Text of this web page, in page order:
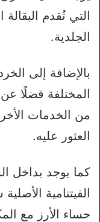
التي تُقدم
الجلدية.
بالإضافة إلى
المختلفة فضلًا
من الخدمات
العثور عليه.
كما يوجد بداخل
الفيتنامية
حساء الأرز مع